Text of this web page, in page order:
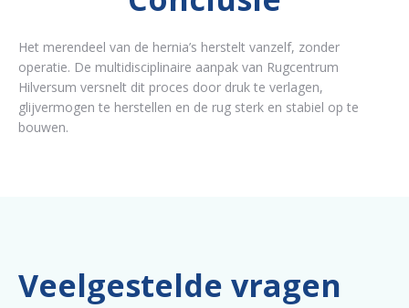
Het merendeel van de hernia’s herstelt vanzelf, zonder
operatie. De multidisciplinaire aanpak van Rugcentrum
Hilversum versnelt dit proces door druk te verlagen,
glijvermogen te herstellen en de rug sterk en stabiel op te
bouwen.
Veelgestelde vragen